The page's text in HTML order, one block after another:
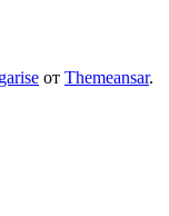
от Themeansar.